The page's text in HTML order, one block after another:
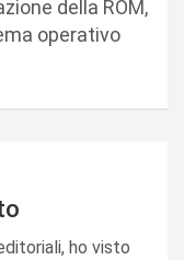
della ROM,
operativo
ho visto